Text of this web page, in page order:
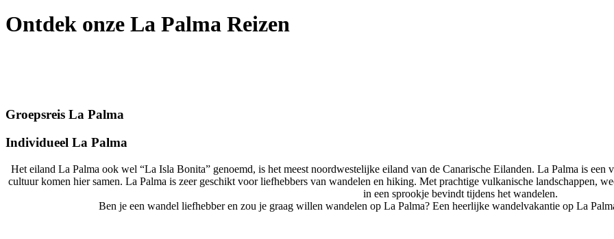
Ontdek onze La Palma Reizen
Groepsreis La Palma
Individueel La Palma
Het eiland La Palma ook wel “La Isla Bonita” genoemd, is het meest noordwestelijke eiland van de Canarische Eilanden. La Palma is
cultuur komen hier samen. La Palma is zeer geschikt voor liefhebbers van wandelen en hiking. Met prachtige vulkanische landschappen,
in een sprookje bevindt tijdens het wandelen.
Ben je een wandel liefhebber en zou je graag willen wandelen op La Palma? Een heerlijke wandelvakantie op La